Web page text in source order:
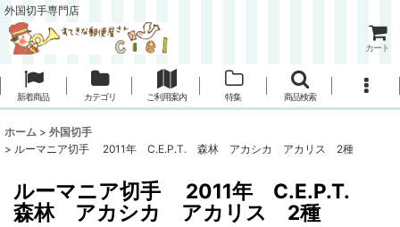
外国切手専門店
カート
新着商品 カテゴリ ご利用案内 特集 商品検索
ホーム > 外国切手
> ルーマニア切手 2011年 C.E.P.T. 森林 アカシカ アカリス 2種
ルーマニア切手 2011年 C.E.P.T.
森林 アカシカ アカリス 2種